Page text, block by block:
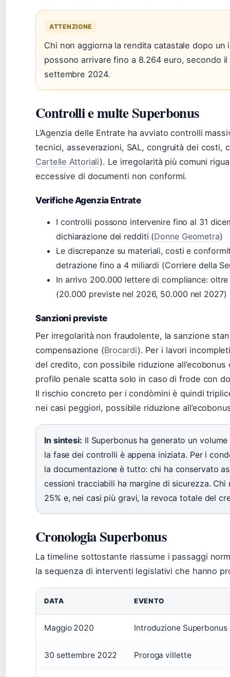
ATTENZIONE
Chi non aggiorna la rendita catastale dopo
possono arrivare fino a 8.264 euro, secondo
settembre 2024.
Controlli e multe Superbonus
L’Agenzia delle Entrate ha avviato controlli
tecnici, asseverazioni, SAL, congruità dei costi,
Cartelle Attoriali). Le irregolarità più comuni
eccessive di documenti non conformi.
Verifiche Agenzia Entrate
I controlli possono intervenire fino al 31
dichiarazione dei redditi (Donne Geometra)
Le discrepanze su materiali, costi e
detrazione fino a 4 miliardi (Corriere della
In arrivo 200.000 lettere di compliance:
(20.000 previste nel 2026, 50.000 nel 2027)
Sanzioni previste
Per irregolarità non fraudolente, la sanzione
compensazione (Brocardi). Per i lavori
del credito, con possibile riduzione all’ecobonus
profilo penale scatta solo in caso di frode con
Il rischio concreto per i condòmini è quindi
nei casi peggiori, possibile riduzione
In sintesi: Il Superbonus ha generato un
la fase dei controlli è appena iniziata. Per i
la documentazione è tutto: chi ha conservato
cessioni tracciabili ha margine di sicurezza.
25% e, nei casi più gravi, la revoca totale del
Cronologia Superbonus
La timeline sottostante riassume i passaggi
la sequenza di interventi legislativi che hanno
DATA EVENTO
Maggio 2020 Introduzione
30 settembre 2022 Proroga villette